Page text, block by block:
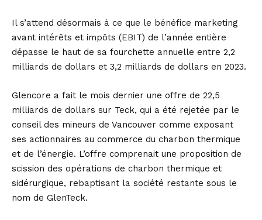
Il s’attend désormais à ce que le bénéfice marketing
avant intérêts et impôts (EBIT) de l’année entière
dépasse le haut de sa fourchette annuelle entre 2,2
milliards de dollars et 3,2 milliards de dollars en 2023.
Glencore a fait le mois dernier une offre de 22,5
milliards de dollars sur Teck, qui a été rejetée par le
conseil des mineurs de Vancouver comme exposant
ses actionnaires au commerce du charbon thermique
et de l’énergie. L’offre comprenait une proposition de
scission des opérations de charbon thermique et
sidérurgique, rebaptisant la société restante sous le
nom de GlenTeck.